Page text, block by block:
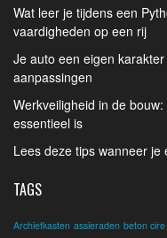
Wat leer je tijdens een
vaardigheden op een rij
Je auto een eigen
aanpassingen
Werkveiligheid in de
essentieel is
Lees deze tips wanneer je
TAGS
Archiefkasten assieraden beton cire